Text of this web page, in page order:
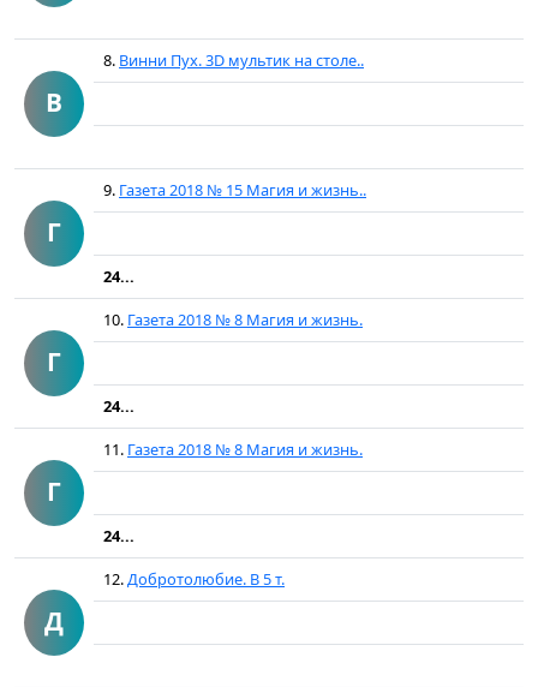
В
8. Винни Пух. 3D мультик на столе..
Г
9. Газета 2018 № 15 Магия и жизнь..
24...
Г
10. Газета 2018 № 8 Магия и жизнь.
24...
Г
11. Газета 2018 № 8 Магия и жизнь.
24...
Д
12.Добротолюбие. В 5 т.